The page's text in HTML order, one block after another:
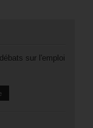
sur l'emploi